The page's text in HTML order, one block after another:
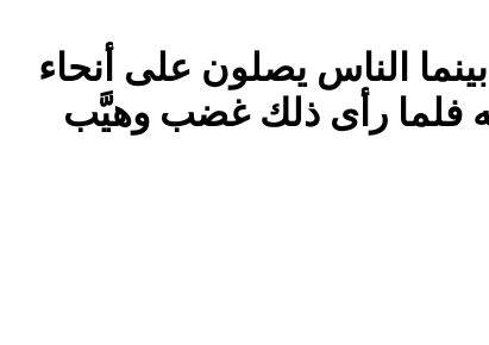
بينما الناس يصلون على أنحاء
فلما رأى ذلك غضب وهيَّب